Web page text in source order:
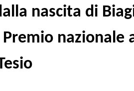
nascita di
Premio nazionale